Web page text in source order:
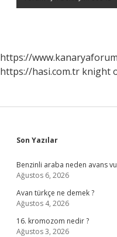
https://
https://hasi.com.tr knight
Sidebar
Son Yazılar
Benzinli araba neden avans
Ağustos 6, 2026
Avan türkçe ne demek ?
Ağustos 4, 2026
16. kromozom nedir ?
Ağustos 3, 2026